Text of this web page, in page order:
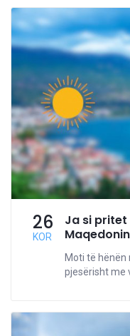
26
KOR
Ja si
Moti të hënën
pjesërisht me